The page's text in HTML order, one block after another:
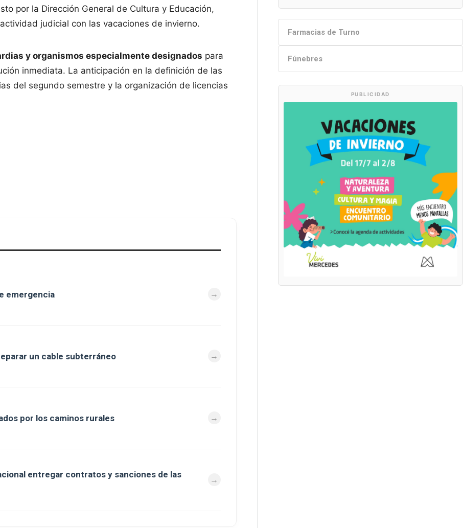
por la Dirección General de Cultura y Educación,
judicial con las vacaciones de invierno.
y organismos especialmente designados para
inmediata. La anticipación en la definición de las
del segundo semestre y la organización de licencias
emergencia
un cable subterráneo
por los caminos rurales
entregar contratos y sanciones de las
Farmacias de Turno
Fúnebres
PUBLICIDAD